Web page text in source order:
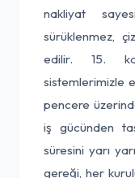
nakliyat
sürüklenmez,
edilir. 15.
sistemlerimizle
pencere
iş gücünden
süresini yarı
gereği, her